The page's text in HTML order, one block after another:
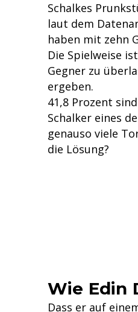
Schalkes
laut dem
haben mit zehn
Die Spielweise
Gegner zu
ergeben.
41,8 Prozent
Schalker eines
genauso viele
die Lösung?
Wie Edin
Dass er auf